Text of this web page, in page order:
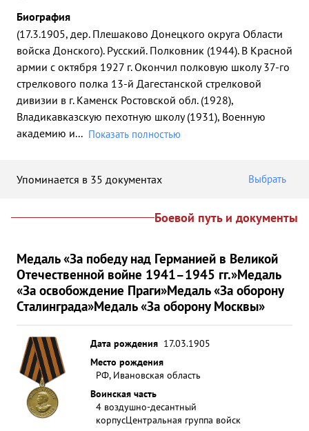
Биография
(17.3.1905, дер. Плешаково Донецкого округа Области
войска Донского). Русский. Полковник (1944). В Красной
армии с октября 1927 г. Окончил полковую школу 37-го
стрелкового полка 13-й Дагестанской стрелковой
дивизии в г. Каменск Ростовской обл. (1928),
Владикавказскую пехотную школу (1931), Военную
академию и... Показать полностью
Упоминается в 35 документах Выбрать
Боевой путь и документы
Медаль «За победу над Германией в Великой
Отечественной войне 1941–1945 гг.»Медаль
«За освобождение Праги»Медаль «За оборону
Сталинграда»Медаль «За оборону Москвы»
Дата рождения 17.03.1905
Место рождения
РФ, Ивановская область
Воинская часть
4 воздушно-десантный
корпусЦентральная группа войск